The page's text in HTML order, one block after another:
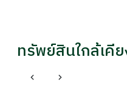
ทรัพย์สินใกล้เคี